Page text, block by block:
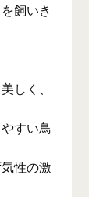
飼いき
しく、
すい鳥
性の激